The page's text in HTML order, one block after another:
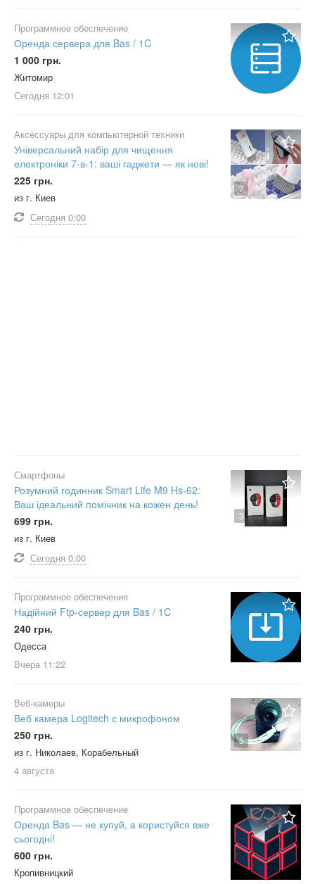
Программное обеспечение
Оренда сервера для Bas / 1C
1 000 грн.
Житомир
Сегодня 12:01
7
Аксессуары для компьютерной техники
Універсальний набір для чищення
електроніки 7-в-1: ваші гаджети — як нові!
225 грн.
из г. Киев
Сегодня 0:00
3
Смартфоны
Розумний годинник Smart Life M9 Hs-62:
Ваш ідеальний помічник на кожен день!
699 грн.
из г. Киев
Сегодня 0:00
Программное обеспечение
Надійний Ftp-сервер для Bas / 1C
240 грн.
Одесса
Вчера 11:22
5
Веб-камеры
Веб камера Logitech с микрофоном
250 грн.
из г. Николаев, Корабельный
4 августа
Программное обеспечение
Оренда Bas — не купуй, а користуйся вже
сьогодні!
600 грн.
Кропивницкий